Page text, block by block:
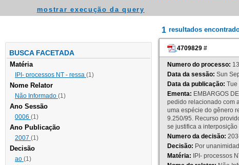
mostrar execução da query
BUSCA FACETADA
Matéria
IPI- processos NT - ressa (1)
Nome Relator
Não Informado (1)
Ano Sessão
0006 (1)
Ano Publicação
2007 (1)
Decisão
ao (1)
1 resultados
4709829 #
Numero do processo:
Data da sessão: Sun
Data da publicação: Tue
Ementa: EMBARGOS
pedido relacionado com
uma espécie do gênero
9.250/95. Recurso
se justifica a
Numero da decisão:
Decisão: Por
Matéria: IPI- processos